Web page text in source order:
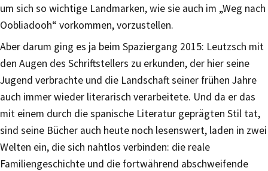
um sich so wichtige Landmarken, wie sie auch im „Weg nach
Oobliadooh“ vorkommen, vorzustellen.
Aber darum ging es ja beim Spaziergang 2015: Leutzsch mit
den Augen des Schriftstellers zu erkunden, der hier seine
Jugend verbrachte und die Landschaft seiner frühen Jahre
auch immer wieder literarisch verarbeitete. Und da er das
mit einem durch die spanische Literatur geprägten Stil tat,
sind seine Bücher auch heute noch lesenswert, laden in zwei
Welten ein, die sich nahtlos verbinden: die reale
Familiengeschichte und die fortwährend abschweifende